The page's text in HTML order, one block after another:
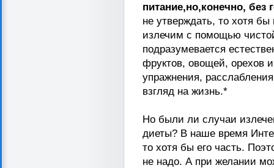
питание,но,конечно, без
не утверждать, то хотя
излечим с помощью
подразумевается
фруктов, овощей, орехов
упражнения,
взгляд на жизнь.*
Но были ли случаи
диеты? В наше время
то хотя бы его часть.
не надо. А при желании